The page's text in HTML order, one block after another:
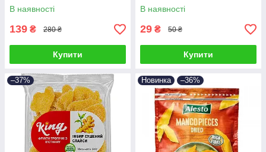
В наявності
139 ₴ 280 ₴
Купити
В наявності
29 ₴ 50 ₴
Купити
–37% Новинка –36%